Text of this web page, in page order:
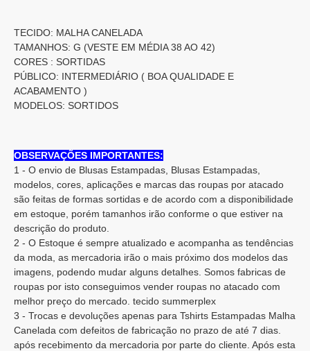
TECIDO: MALHA CANELADA
TAMANHOS: G (VESTE EM MÉDIA 38 AO 42)
CORES : SORTIDAS
PÚBLICO: INTERMEDIÁRIO ( BOA QUALIDADE E
ACABAMENTO )
MODELOS: SORTIDOS
OBSERVAÇÕES IMPORTANTES:
1 - O envio de Blusas Estampadas, Blusas Estampadas,
modelos, cores, aplicações e marcas das roupas por atacado
são feitas de formas sortidas e de acordo com a disponibilidade
em estoque, porém tamanhos irão conforme o que estiver na
descrição do produto.
2 - O Estoque é sempre atualizado e acompanha as tendências
da moda, as mercadoria irão o mais próximo dos modelos das
imagens, podendo mudar alguns detalhes. Somos fabricas de
roupas por isto conseguimos vender roupas no atacado com
melhor preço do mercado. tecido summerplex
3 - Trocas e devoluções apenas para Tshirts Estampadas Malha
Canelada com defeitos de fabricação no prazo de até 7 dias.
após recebimento da mercadoria por parte do cliente. Após esta